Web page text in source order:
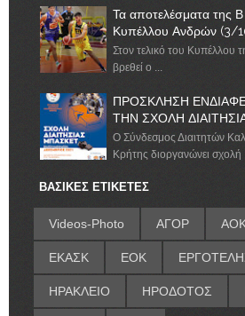
Τα αποτελέσματα της
Κυπέλλου Ανδρών (3/
Στον τελικό του Κυπέλλου
βρεθεί ο ...
ΠΡΟΣΚΛΗΣΗ
ΤΗΝ ΣΧΟΛΗ
Ο Σύνδεσμος Διαιτητών
Κρήτης διοργανώνει σχολή
ΒΑΣΙΚΕΣ ΕΤΙΚΕΤΕΣ
Videos-Photo ΑΓΟΡ
ΕΚΑΣΚ ΕΟΚ
ΗΡΑΚΛΕΙΟ ΗΡΟΔΟΤΟΣ